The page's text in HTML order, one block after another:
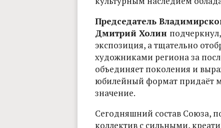
Председатель
Дмитрий Холин
экспозиция, а тщательно
художниками региона за
объединяет поколения и
юбилейный формат придаёт
значение.
Сегодняшний состав Союза,
коллектив с сильными,